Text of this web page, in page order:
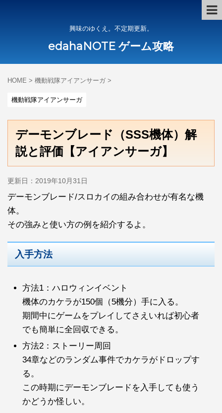
興味のゆくえ。不定期更新。
edahaNOTE ゲーム攻略
HOME > 機動戦隊アイアンサーガ >
機動戦隊アイアンサーガ
デーモンブレード（SSS機体）解
説と評価【アイアンサーガ】
更新日： 2019年10月31日
デーモンブレード/スロカイの組み合わせが有名な機
体。
その強みと使い方の例を紹介するよ。
入手方法
方法1：ハロウィンイベント
機体のカケラが150個（5機分）手に入る。
期間中にゲームをプレイしてさえいれば初心者
でも簡単に全回収できる。
方法2：ストーリー周回
34章などのランダム事件でカケラがドロップす
る。
この時期にデーモンブレードを入手しても使う
かどうか怪しい。